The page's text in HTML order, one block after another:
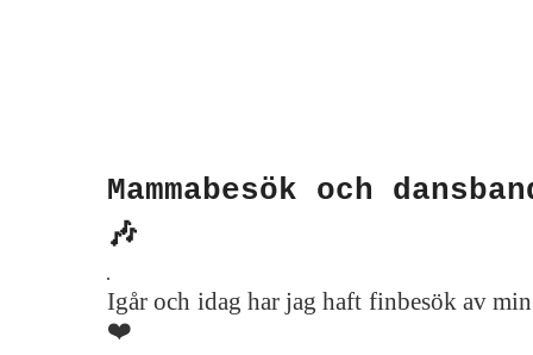
Mammabesök och
🎶
Igår och idag har jag haft finbesök av
❤️